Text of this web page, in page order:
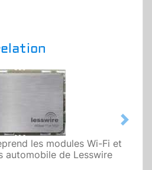
les modules Wi-Fi et
automobile de Lesswire
Next